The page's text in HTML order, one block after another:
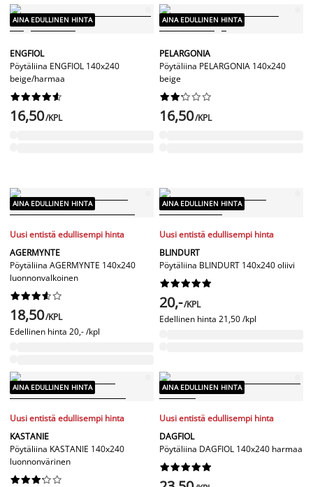
AINA EDULLINEN HINTA
ENGFIOL
Pöytäliina ENGFIOL 140x240
beige/harmaa






16,50/KPL
AINA EDULLINEN HINTA
PELARGONIA
Pöytäliina PELARGONIA 140x240
beige






16,50/KPL
AINA EDULLINEN HINTA
Uusi entistä edullisempi hinta
AGERMYNTE
Pöytäliina AGERMYNTE 140x240
luonnonvalkoinen






18,50/KPL
Edellinen hinta 20,- /kpl
AINA EDULLINEN HINTA
Uusi entistä edullisempi hinta
BLINDURT
Pöytäliina BLINDURT 140x240 oliivi






20,-/KPL
Edellinen hinta 21,50 /kpl
AINA EDULLINEN HINTA
Uusi entistä edullisempi hinta
KASTANIE
Pöytäliina KASTANIE 140x240
luonnonvärinen






AINA EDULLINEN HINTA
Uusi entistä edullisempi hinta
DAGFIOL
Pöytäliina DAGFIOL 140x240 harmaa





